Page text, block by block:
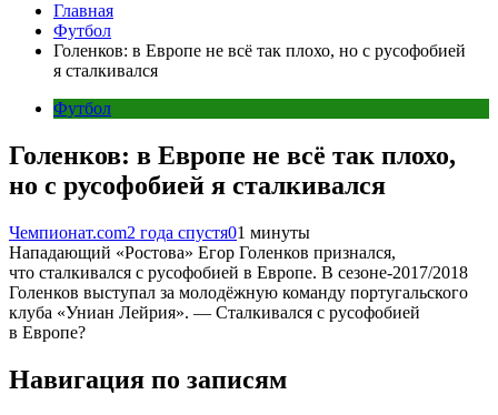
Главная
Футбол
Голенков: в Европе не всё так плохо, но с русофобией
я сталкивался
Футбол
Голенков: в Европе не всё так плохо,
но с русофобией я сталкивался
Чемпионат.com2 года спустя01 минуты
Нападающий «Ростова» Егор Голенков признался,
что сталкивался с русофобией в Европе. В сезоне-2017/2018
Голенков выступал за молодёжную команду португальского
клуба «Униан Лейрия». — Сталкивался с русофобией
в Европе?
Навигация по записям